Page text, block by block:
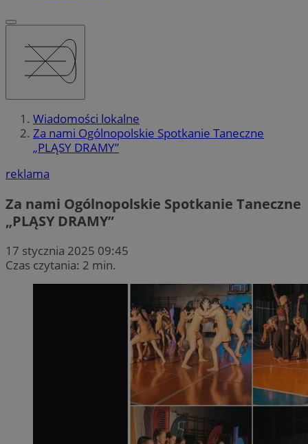
Wiadomości lokalne
Za nami Ogólnopolskie Spotkanie Taneczne
„PLĄSY DRAMY”
reklama
Za nami Ogólnopolskie Spotkanie Taneczne
„PLĄSY DRAMY”
17 stycznia 2025 09:45
Czas czytania: 2 min.